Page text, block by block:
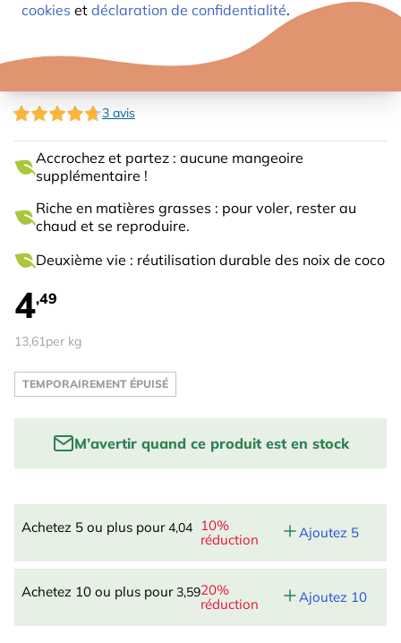
cookies et déclaration de confidentialité.
NOIX DE COCO ENTIÈRE
3 avis
Accrochez et partez : aucune mangeoire
supplémentaire !
Riche en matières grasses : pour voler, rester au
chaud et se reproduire.
Deuxième vie : réutilisation durable des noix de coco
4,49
13,61per kg
TEMPORAIREMENT ÉPUISÉ
M’avertir quand ce produit est en stock
PRÉVENEZ-MOI
Achetez 5 ou plus pour4,04
10%
réduction
Ajoutez 5
Achetez 10 ou plus pour3,5920%
réduction
Ajoutez 10